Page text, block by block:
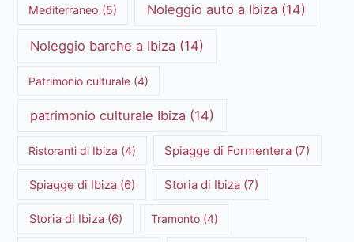
Mediterraneo (5) Noleggio auto a Ibiza (14)
Noleggio barche a Ibiza (14)
Patrimonio culturale (4)
patrimonio culturale Ibiza (14)
Ristoranti di Ibiza (4) Spiagge di Formentera (7)
Spiagge di Ibiza(6) Storia di Ibiza(7)
Storia di Ibiza(6) Tramonto(4)